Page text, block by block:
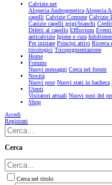
Calvizie.net
Alopecia AndrogeneticaAlopecia
capelli Calvizie Comune Calvizie
Canizie capelli grigi/bianchi
Difetti al capello Effluvium
anticalvizie Igiene e cura
Per iniziare Principi attivi Ricerca
tricologici Tricopigmentazione
Home
Forums
Nuovi messaggi Cerca nel forum
Novità
Nuovi post Nuovi stati in bacheca
Utenti
Visitatori attuali Nuovi post del
Shop
Accedi
Registrati
Cerca
Cerca nel titolo